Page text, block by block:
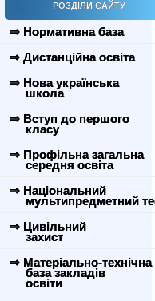
РОЗДІЛИ САЙТУ
⇒ Нормативна база
⇒ Дистанційна освіта
⇒ Нова українська
школа
⇒ Вступ до першого
класу
⇒ Профільна загальна
середня освіта
⇒ Національний
мультипредметний
⇒ Цивільний
захист
⇒ Матеріально-технічна
база закладів
освіти